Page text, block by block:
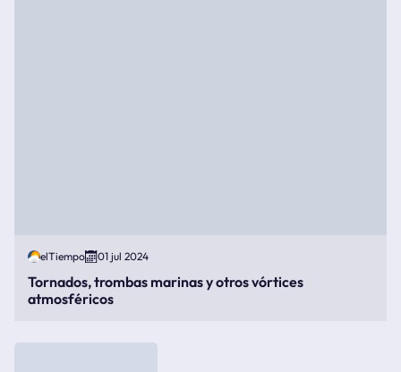
elTiempo 01 jul 2024
Tornados, trombas marinas y otros vórtices
atmosféricos